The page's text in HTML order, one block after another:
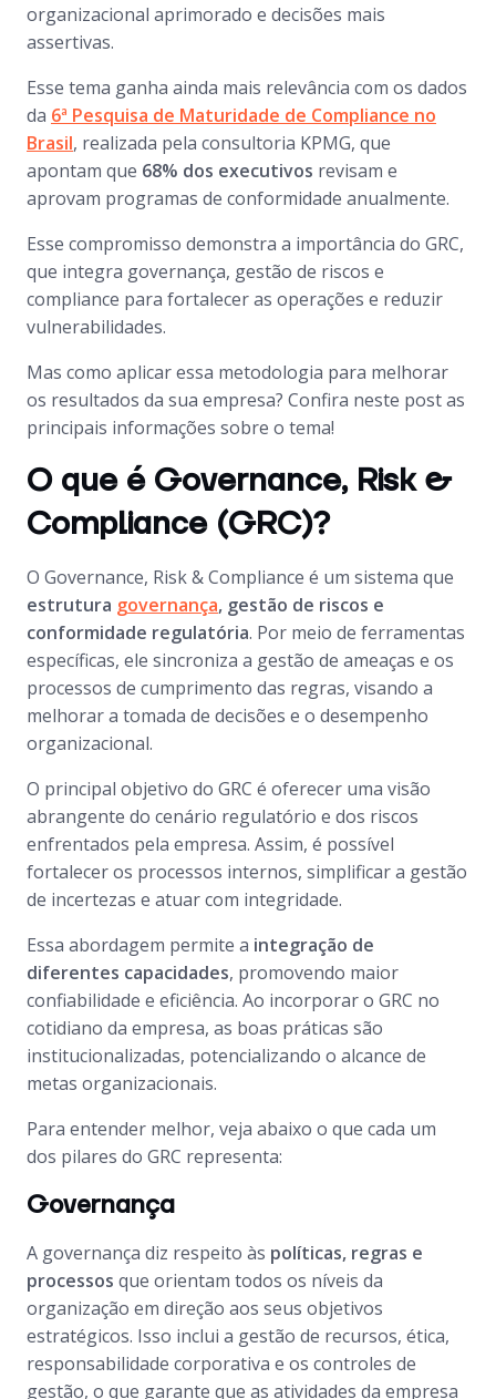
organizacional aprimorado e decisões mais
assertivas.
Esse tema ganha ainda mais relevância com os dados
da 6ª Pesquisa de Maturidade de Compliance no
Brasil, realizada pela consultoria KPMG, que
apontam que 68% dos executivos revisam e
aprovam programas de conformidade anualmente.
Esse compromisso demonstra a importância do GRC,
que integra governança, gestão de riscos e
compliance para fortalecer as operações e reduzir
vulnerabilidades.
Mas como aplicar essa metodologia para melhorar
os resultados da sua empresa? Confira neste post as
principais informações sobre o tema!
O que é Governance, Risk &
Compliance (GRC)?
O Governance, Risk & Compliance é um sistema que
estrutura governança, gestão de riscos e
conformidade regulatória. Por meio de ferramentas
específicas, ele sincroniza a gestão de ameaças e os
processos de cumprimento das regras, visando a
melhorar a tomada de decisões e o desempenho
organizacional.
O principal objetivo do GRC é oferecer uma visão
abrangente do cenário regulatório e dos riscos
enfrentados pela empresa. Assim, é possível
fortalecer os processos internos, simplificar a gestão
de incertezas e atuar com integridade.
Essa abordagem permite a integração de
diferentes capacidades, promovendo maior
confiabilidade e eficiência. Ao incorporar o GRC no
cotidiano da empresa, as boas práticas são
institucionalizadas, potencializando o alcance de
metas organizacionais.
Para entender melhor, veja abaixo o que cada um
dos pilares do GRC representa:
Governança
A governança diz respeito às políticas, regras e
processos que orientam todos os níveis da
organização em direção aos seus objetivos
estratégicos. Isso inclui a gestão de recursos, ética,
responsabilidade corporativa e os controles de
gestão, o que garante que as atividades da empresa